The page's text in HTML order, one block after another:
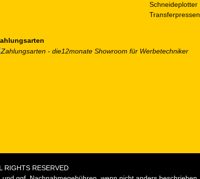
Schneideplotter
Transferpressen
RIGHTS RESERVED